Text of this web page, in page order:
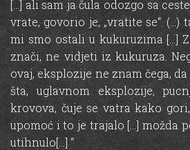
[…] ali sam ja čula odozgo sa
vrate, govorio je, „vratite se“.
mi smo ostali u kukuruzima […]
znači, ne vidjeti iz kukuruza.
ovaj, eksplozije ne znam čega,
šta, uglavnom eksplozije,
krovova, čuje se vatra kako
upomoć i to je trajalo […] možda
utihnulo[…] “